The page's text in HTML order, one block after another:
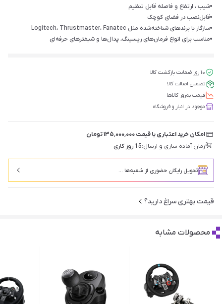
شیب ، ارتفاع و فاصله قابل تنظیم
قابل‌نصب در فضای کوچک
سازگار با برندهای شناخته‌شده مثل Logitech، Thrustmaster، Fanatec
مناسب برای انواع فرمان‌های ریسینگ، پدال‌ها و شیفترهای حرفه‌ای
۱۰ روز ضمانت بازگشت کالا
تضمین اصالت کالا
قیمت‌ به‌روز کالاها
موجود در انبار و فروشگاه
امکان خرید اعتباری با قیمت ۱۳۵٬۰۰۰٬۰۰۰ تومان
زمان آماده سازی و ارسال:15 روز کاری
تحویل رایگان حضوری از شعبه‌ها ...
قیمت بهتری سراغ دارید؟
محصولات مشابه